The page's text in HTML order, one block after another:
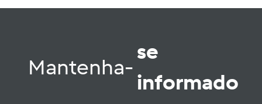
Mantenha-
se
informado